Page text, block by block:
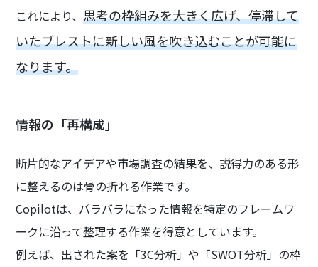
これにより、思考の枠組みを大きく広げ、停滞して
いたブレストに新しい風を吹き込むことが可能に
なります。
情報の「再構成」
断片的なアイデアや市場調査の結果を、説得力のある形
に整えるのは骨の折れる作業です。
Copilotは、バラバラになった情報を特定のフレームワ
ークに沿って整理する作業を得意としています。
例えば、出された案を「3C分析」や「SWOT分析」の枠